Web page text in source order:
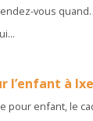
vous
l’enfant à
pour enfant, le